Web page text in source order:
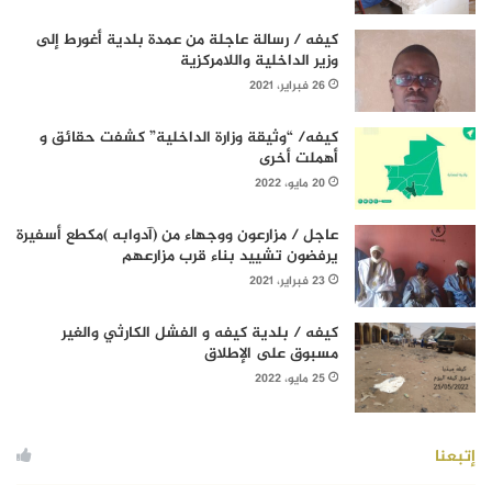
كيفه / رسالة عاجلة من عمدة بلدية أغورط إلى
وزير الداخلية واللامركزية
26 فبراير، 2021
كيفه/ “وثيقة وزارة الداخلية” كشفت حقائق و
أهملت أخرى
20 مايو، 2022
عاجل / مزارعون ووجهاء من (آدوابه )مكطع أسفيرة
يرفضون تشييد بناء قرب مزارعهم
23 فبراير، 2021
كيفه / بلدية كيفه و الفشل الكارثي والغير
مسبوق على الإطلاق
25 مايو، 2022
إتبعنا